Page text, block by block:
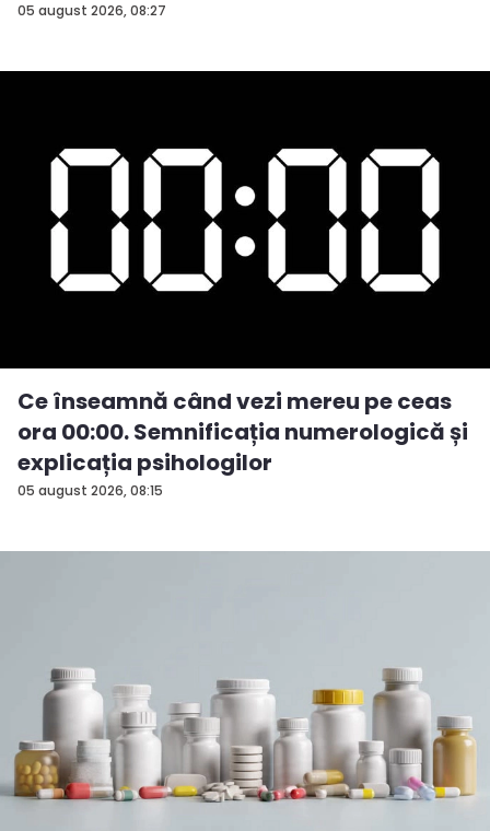
05 august 2026, 08:27
05 august 2026, 08:15
Ce înseamnă când vezi mereu pe ceas
ora 00:00. Semnificația numerologică și
explicația psihologilor